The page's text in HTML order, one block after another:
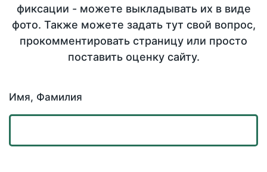
фиксации - можете выкладывать их в виде
фото. Также можете задать тут свой вопрос,
прокомментировать страницу или просто
поставить оценку сайту.
Имя, Фамилия